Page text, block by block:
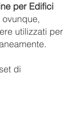
per Edifici
utilizzati per
di